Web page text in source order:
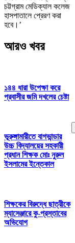
চট্টগ্রাম মেডিক্যাল কলেজ
হাসপাতালে প্রেরণ করা
হবে।’
আরও খবর
১৪৪ ধারা উপেক্ষা করে
প্রবাসীর জমি দখলের চেষ্টা
ভূরুঙ্গামারীতে বাগভান্ডার
উচ্চ বিদ্যালয়ের সহকারী
প্রধান শিক্ষক মোঃ নুরুল
ইসলামের ইন্তেকাল
শিক্ষকের বিরুদ্ধে ছাত্রীকে
ম্যাসেঞ্জারে কু-প্রস্তাবের
অভিযোগ